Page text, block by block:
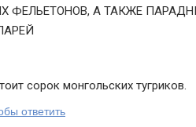
ФЕЛЬЕТОНОВ, А ТАКЖЕ
сорок монгольских тугриков.
ответить